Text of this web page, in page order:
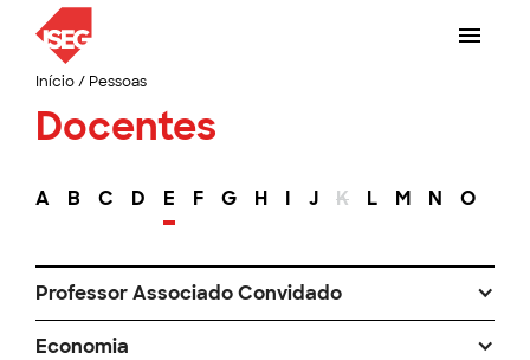
Início/ Pessoas
Docentes
A B C D E F G H I J K L M N O
Professor Associado Convidado
Economia